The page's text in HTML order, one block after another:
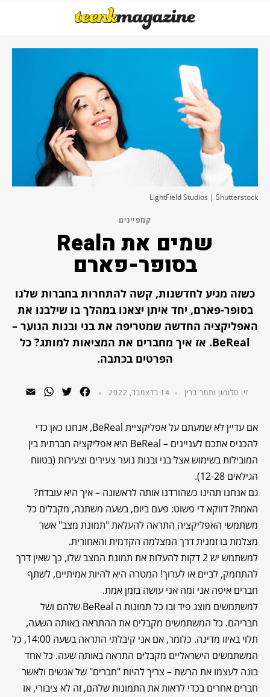
LightField Studios | Shutterstock
קמפיינים
שמים את הReal
בסופר-פארם
כשזה מגיע לחדשנות, קשה להתחרות בחברות שלנו
בסופר-פארם, יחד איתן יצאנו במהלך בו שילבנו את
האפליקציה החדשה שמטריפה את בני ובנות הנוער –
BeReal. אז איך מחברים את המציאות למותג? כל
הפרטים בכתבה.
זיו סלומון ותמר ברין 14 בדצמבר, 2022 Facebook
Twitter
אם עדיין לא שמעתם על אפליקציית BeReal, אנחנו כאן כדי
להכניס אתכם לעניינים – BeReal היא אפליקציה חברתית בין
המובילות בשימוש אצל בני ובנות נוער צעירים וצעירות (בטווח
הגילאים 12-28).
גם אנחנו תהינו כשהורדנו אותה לראשונה – איך היא עובדת?
האמת? דווקא די פשוט: פעם ביום, בשעה משתנה, מקבלים כל
משתמשי האפליקציה התראה להעלאת "תמונת מצב" אשר
מצלמת בו זמנית דרך המצלמה הקדמית והאחורית.
למשתמש יש 2 דקות להעלות את תמונת המצב שלו, כך שאין דרך
להתחמק, לביים או לערוך! המטרה היא להיות אמיתיים, לשתף
חברים איפה אני ומה אני עושה בזמן אמת.
למשתמשים מוצג פיד ובו כל תמונות ה BeReal שלהם ושל
חבריהם. כל המשתמשים מקבלים את ההתראה באותה השעה,
תלוי באיזו מדינה. כלומר, אם אני קיבלתי התראה בשעה 14:00, כל
המשתמשים הישראליים מקבלים התראה באותה שעה. כל אחד
בונה לעצמו את הרשת – צריך להיות "חברים" של אנשים ולאשר
חברים אחרים בכדי לראות את התמונות שלהם, זה לא ציבורי, אז